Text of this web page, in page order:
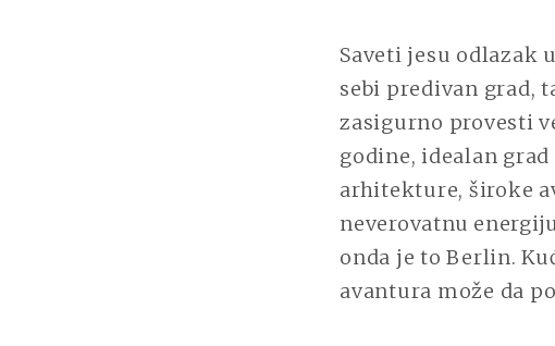
Saveti jesu odlazak
sebi predivan grad,
zasigurno provesti
godine, idealan
arhitekture, široke
neverovatnu
onda je to Berlin.
avantura može da